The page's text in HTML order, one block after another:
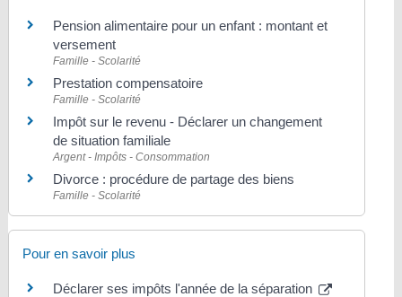
Pension alimentaire pour un enfant : montant et
versement
Famille - Scolarité
Prestation compensatoire
Famille - Scolarité
Impôt sur le revenu - Déclarer un changement
de situation familiale
Argent - Impôts - Consommation
Divorce : procédure de partage des biens
Famille - Scolarité
Pour en savoir plus
Déclarer ses impôts l'année de la séparation